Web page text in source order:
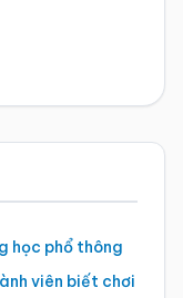
học phổ thông
viên biết chơi